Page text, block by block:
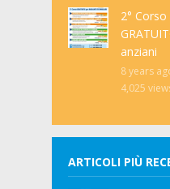
2°
anziani
8 years
4,025
ARTICOLI PIÙ